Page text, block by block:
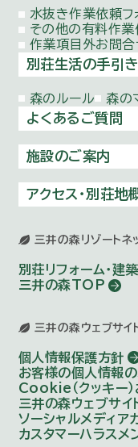
水抜き作業依頼フ
その他の有料作業
作業項目外お問合
別荘生活の手引き
森のルール 森の
よくあるご質問
施設のご案内
アクセス・別荘地
三井の森リゾートネ
別荘リフォーム・建
三井の森TOP
三井の森ウェブサイ
個人情報保護方針
お客様の個人情報
Cookie（クッキー
三井の森ウェブサ
ソーシャルメディア
カスタマーハラスメ